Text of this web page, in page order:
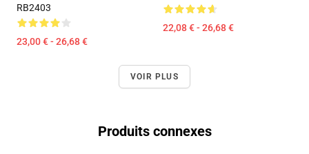
RB2403
23,00 € - 26,68 €
22,08 € - 26,68 €
VOIR PLUS
Produits connexes